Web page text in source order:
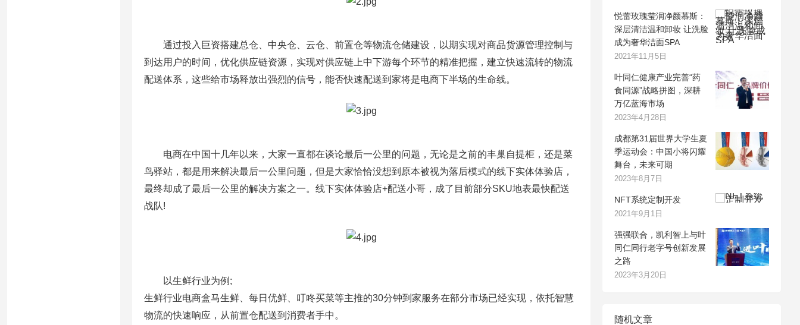
通过投入巨资搭建总仓、中央仓、云仓、前置仓等物流仓储建设，以期实现对商品货源管理控制与
到达用户的时间，优化供应链资源，实现对供应链上中下游每个环节的精准把握，建立快速流转的物流
配送体系，这些给市场释放出强烈的信号，能否快速配送到家将是电商下半场的生命线。
电商在中国十几年以来，大家一直都在谈论最后一公里的问题，无论是之前的丰巢自提柜，还是菜
鸟驿站，都是用来解决最后一公里问题，但是大家恰恰没想到原本被视为落后模式的线下实体体验店，
最终却成了最后一公里的解决方案之一。线下实体体验店+配送小哥，成了目前部分SKU地表最快配送
战队!
以生鲜行业为例;
生鲜行业电商盒马生鲜、每日优鲜、叮咚买菜等主推的30分钟到家服务在部分市场已经实现，依托智慧
物流的快速响应，从前置仓配送到消费者手中。
悦蕾玫瑰莹润净颜慕斯：
深层清洁温和卸妆 让洗脸
成为奢华洁面SPA
2021年11月5日
叶同仁健康产业完善“药
食同源”战略拼图，深耕
万亿蓝海市场
2023年4月28日
成都第31届世界大学生夏
季运动会：中国小将闪耀
舞台，未来可期
2023年8月7日
NFT系统定制开发
2021年9月1日
强强联合，凯利智上与叶
同仁同行老字号创新发展
之路
2023年3月20日
随机文章